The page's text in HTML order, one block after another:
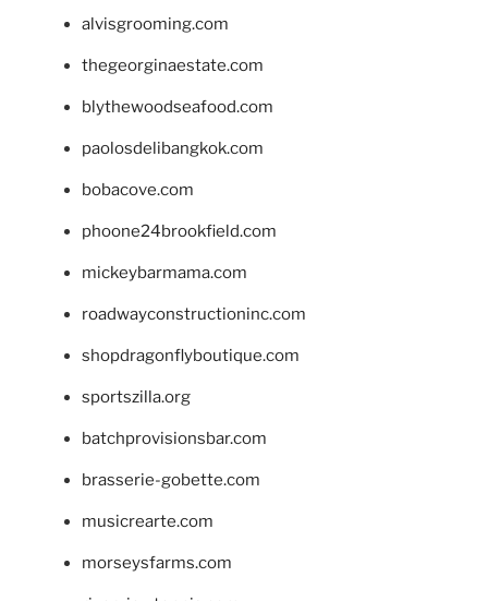
alvisgrooming.com
thegeorginaestate.com
blythewoodseafood.com
paolosdelibangkok.com
bobacove.com
phoone24brookfield.com
mickeybarmama.com
roadwayconstructioninc.com
shopdragonflyboutique.com
sportszilla.org
batchprovisionsbar.com
brasserie-gobette.com
musicrearte.com
morseysfarms.com